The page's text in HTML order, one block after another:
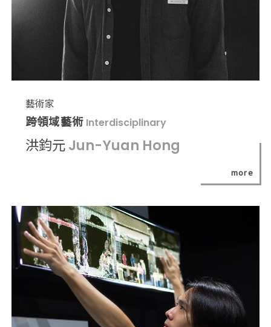
藝術家
跨領域藝術 Interdisciplinary
洪鈞元Jun-Yuan Hong
more